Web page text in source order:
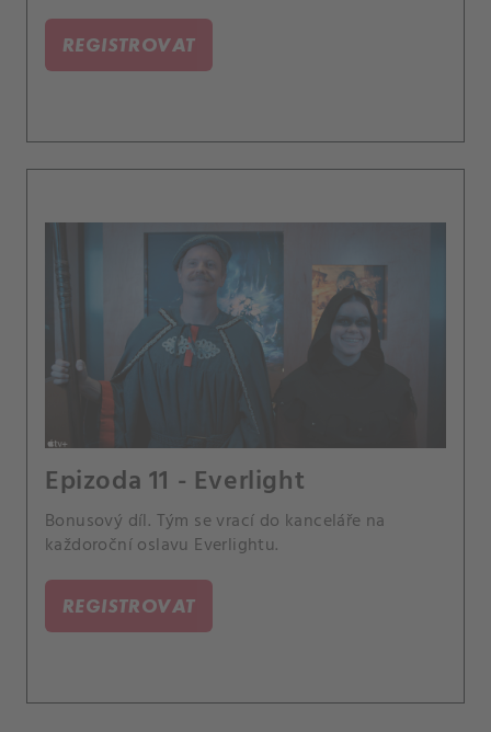
REGISTROVAT
Epizoda 11 - Everlight
Bonusový díl. Tým se vrací do kanceláře na
každoroční oslavu Everlightu.
REGISTROVAT